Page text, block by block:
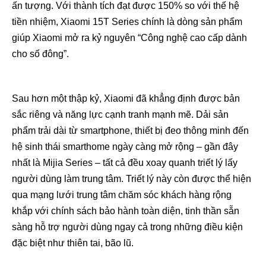
ấn tượng. Với thành tích đạt được 150% so với thế hệ
tiền nhiệm, Xiaomi 15T Series chính là dòng sản phẩm
giúp Xiaomi mở ra kỷ nguyên “Công nghệ cao cấp dành
cho số đông”.
Sau hơn một thập kỷ, Xiaomi đã khẳng định được bản
sắc riêng và năng lực cạnh tranh mạnh mẽ. Dải sản
phẩm trải dài từ smartphone, thiết bị đeo thông minh đến
hệ sinh thái smarthome ngày càng mở rộng – gần đây
nhất là Mijia Series – tất cả đều xoay quanh triết lý lấy
người dùng làm trung tâm. Triết lý này còn được thể hiện
qua mạng lưới trung tâm chăm sóc khách hàng rộng
khắp với chính sách bảo hành toàn diện, tinh thần sẵn
sàng hỗ trợ người dùng ngay cả trong những điều kiện
đặc biệt như thiên tai, bão lũ.